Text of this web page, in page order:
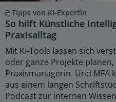
Tipps von KI-Expertin
So hilft Künstliche
Praxisalltag
Mit KI-Tools lassen sich
oder ganze Projekte
Praxismanagerin. Und MFA
aus einem langen
Podcast zur internen